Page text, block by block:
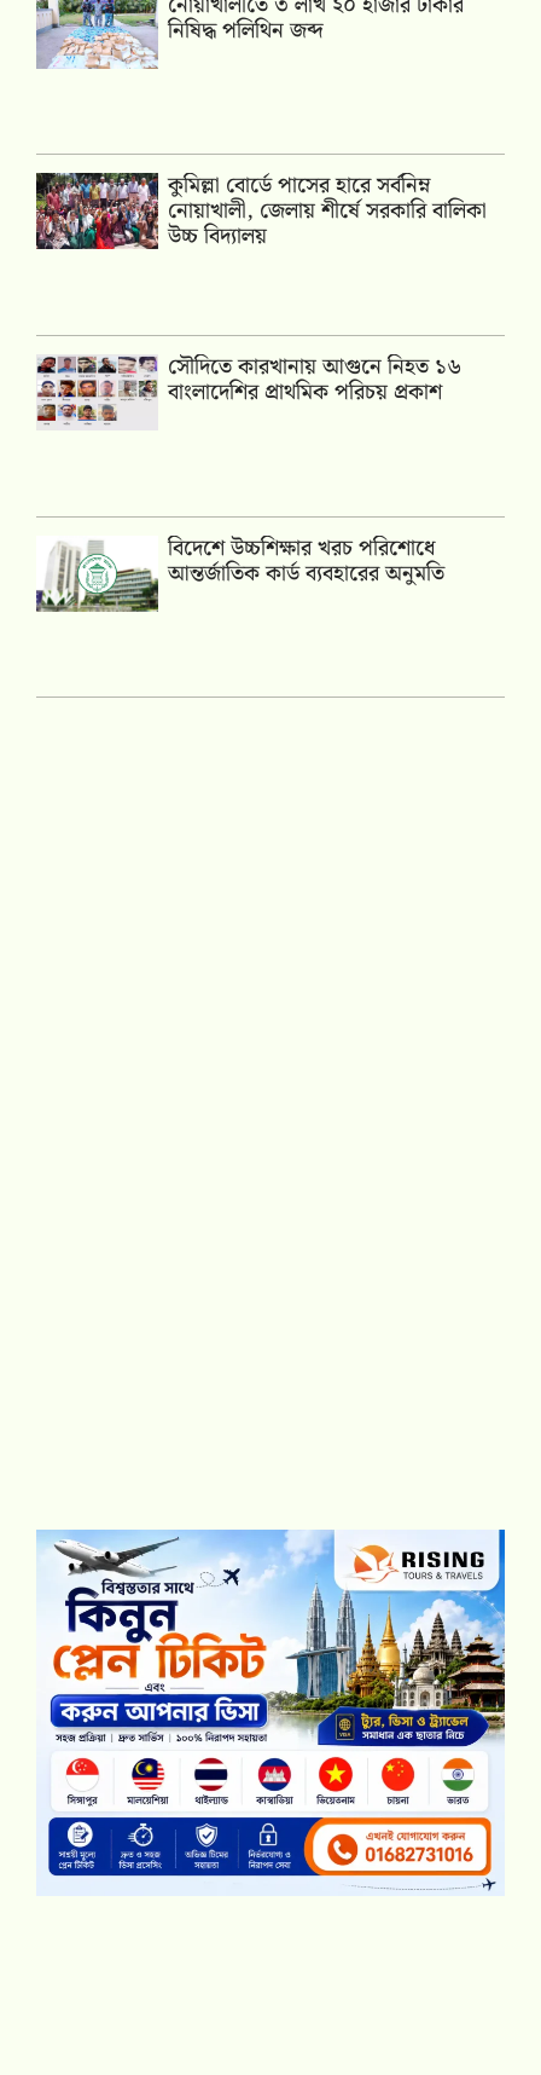
নিষিদ্ধ পলিথিন জব্দ
কুমিল্লা বোর্ডে পাসের হারে সর্বনিম্ন
নোয়াখালী, জেলায় শীর্ষে সরকারি বালিকা
উচ্চ বিদ্যালয়
সৌদিতে কারখানায় আগুনে নিহত ১৬
বাংলাদেশির প্রাথমিক পরিচয় প্রকাশ
বিদেশে উচ্চশিক্ষার খরচ পরিশোধে
আন্তর্জাতিক কার্ড ব্যবহারের অনুমতি